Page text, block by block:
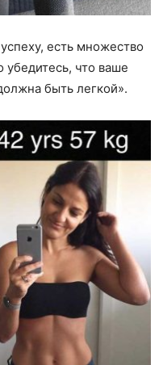
есть множество
что ваше
быть легкой».